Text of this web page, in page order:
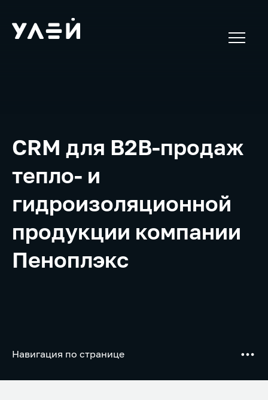
CRM для B2B-продаж
тепло- и
гидроизоляционной
продукции компании
Пеноплэкс
Навигация по странице